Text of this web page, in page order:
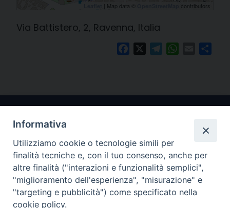
| Map data © contributors
Via Battistero, 2, Ravenna, Italia
FacebookTelegram
WhatsApp
Email
Arcidiocesi di Ravenna-Cervia
Informativa
Utilizziamo cookie o tecnologie simili per
finalità tecniche e, con il tuo consenso, anche per
altre finalità ("interazioni e funzionalità semplici",
"miglioramento dell'esperienza", "misurazione" e
"targeting e pubblicità") come specificato nella
cookie policy.